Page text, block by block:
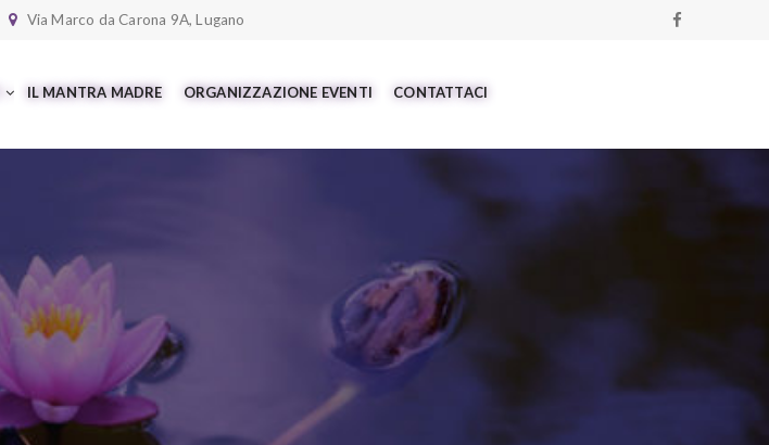
Via Marco da Carona 9A, Lugano
IL MANTRA MADRE ORGANIZZAZIONE EVENTI CONTATTACI